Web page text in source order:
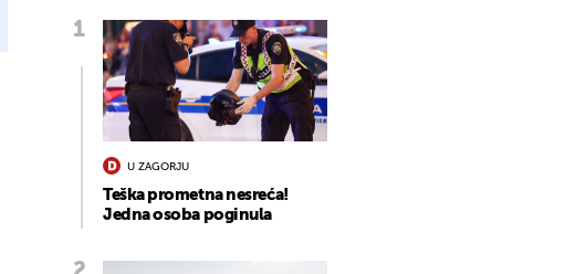
U ZAGORJU
Teška prometna nesreća!
Jedna osoba poginula